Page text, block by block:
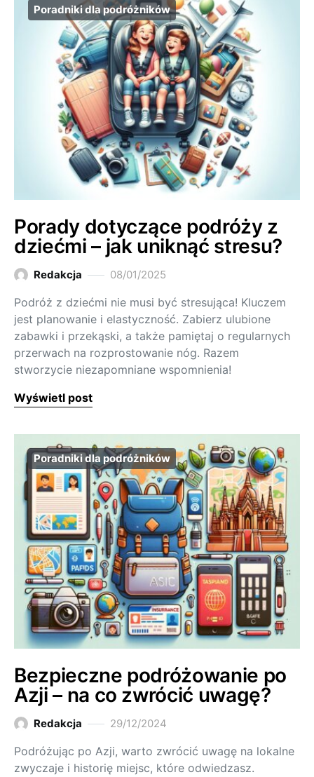
Poradniki dla podróżników
Porady dotyczące podróży z
dziećmi – jak uniknąć stresu?
Redakcja 08/01/2025
Podróż z dziećmi nie musi być stresująca! Kluczem
jest planowanie i elastyczność. Zabierz ulubione
zabawki i przekąski, a także pamiętaj o regularnych
przerwach na rozprostowanie nóg. Razem
stworzycie niezapomniane wspomnienia!
Wyświetl post
Poradniki dla podróżników
Bezpieczne podróżowanie po
Azji – na co zwrócić uwagę?
Redakcja 29/12/2024
Podróżując po Azji, warto zwrócić uwagę na lokalne
zwyczaje i historię miejsc, które odwiedzasz.